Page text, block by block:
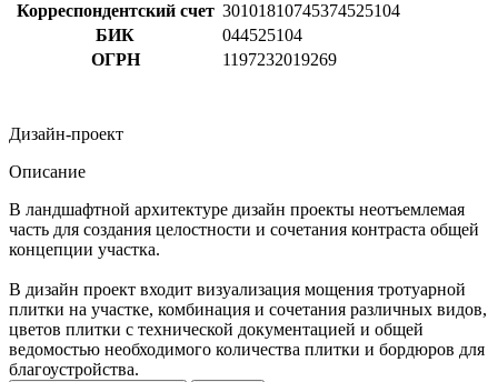
Корреспондентский счет 30101810745374525104
БИК
044525104
ОГРН
1197232019269
Дизайн-проект
Описание
В ландшафтной архитектуре дизайн проекты неотъемлемая
часть для создания целостности и сочетания контраста общей
концепции участка.
В дизайн проект входит визуализация мощения тротуарной
плитки на участке, комбинация и сочетания различных видов,
цветов плитки с технической документацией и общей
ведомостью необходимого количества плитки и бордюров для
благоустройства.